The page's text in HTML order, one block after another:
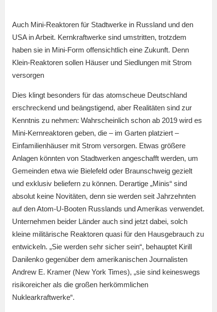
Auch Mini-Reaktoren für Stadtwerke in Russland und den
USA in Arbeit. Kernkraftwerke sind umstritten, trotzdem
haben sie in Mini-Form offensichtlich eine Zukunft. Denn
Klein-Reaktoren sollen Häuser und Siedlungen mit Strom
versorgen
Dies klingt besonders für das atomscheue Deutschland
erschreckend und beängstigend, aber Realitäten sind zur
Kenntnis zu nehmen: Wahrscheinlich schon ab 2019 wird es
Mini-Kernreaktoren geben, die – im Garten platziert –
Einfamilienhäuser mit Strom versorgen. Etwas größere
Anlagen könnten von Stadtwerken angeschafft werden, um
Gemeinden etwa wie Bielefeld oder Braunschweig gezielt
und exklusiv beliefern zu können. Derartige „Minis“ sind
absolut keine Novitäten, denn sie werden seit Jahrzehnten
auf den Atom-U-Booten Russlands und Amerikas verwendet.
Unternehmen beider Länder auch sind jetzt dabei, solch
kleine militärische Reaktoren quasi für den Hausgebrauch zu
entwickeln. „Sie werden sehr sicher sein“, behauptet Kirill
Danilenko gegenüber dem amerikanischen Journalisten
Andrew E. Kramer (New York Times), „sie sind keineswegs
risikoreicher als die großen herkömmlichen
Nuklearkraftwerke“.